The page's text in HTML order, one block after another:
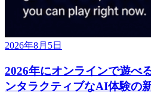
2026年8月5日
2026年にオンラインで遊べ
ンタラクティブなAI体験の